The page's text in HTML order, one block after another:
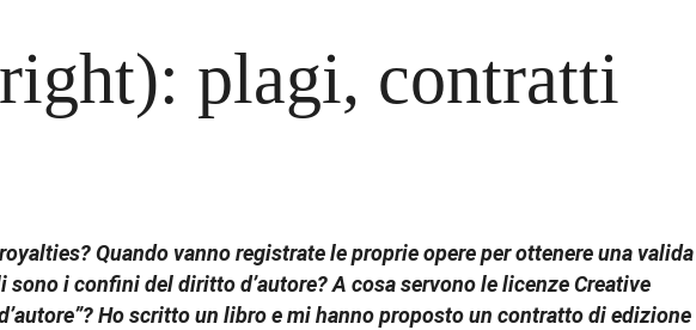
plagi, contratti
Quando vanno registrate le proprie opere per ottenere una valida
i confini del diritto d’autore? A cosa servono le licenze Creative
Ho scritto un libro e mi hanno proposto un contratto di edizione